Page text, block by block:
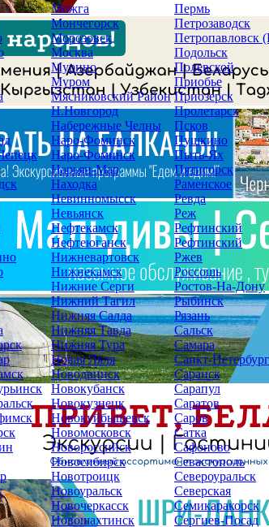
Можга
Мончегорск
Морозовск
Москва
Мурино
Муром
Мясниковский Район
Н.Новгород
Набережные Челны
Наро-Фоминск
Наро-Фоминск
Нарьян-Мар
Находка
Невинномысск
Невьянск
Нефтекамск
Нефтеюганск
Нижневартовск
Нижнекамск
Нижние Серги
Нижний Тагил
Нижняя Салда
Нижняя Тавда
Нижняя Тура
Новая Ляля
Новодвинск
Новокубанск
Новокузнецк
Новокуйбышевск
Новомосковск
Новороссийск
Новосибирск
Новотроицк
Новоуральск
Новочеркасск
Новошахтинск
Пермь
Петрозаводск
Петропавловск
Подольск
Полевской
Приобье
Приозерск
Пролетарск
Псков
Пушкино
Пыть-Ях
Пятигорск
Раменское
Ревда
Реж
Рефтинский
Рефтинский
Ржев
Россошь
Ростов-На-Дону
Рыбинск
Рязань
Сальск
Самара
Санкт-Петербург
Саранск
Сарапул
Саратов
Саров
Сатка
Сафоново
Севастополь
Североуральск
Северская
Семикаракорск
Сергиев-Посад